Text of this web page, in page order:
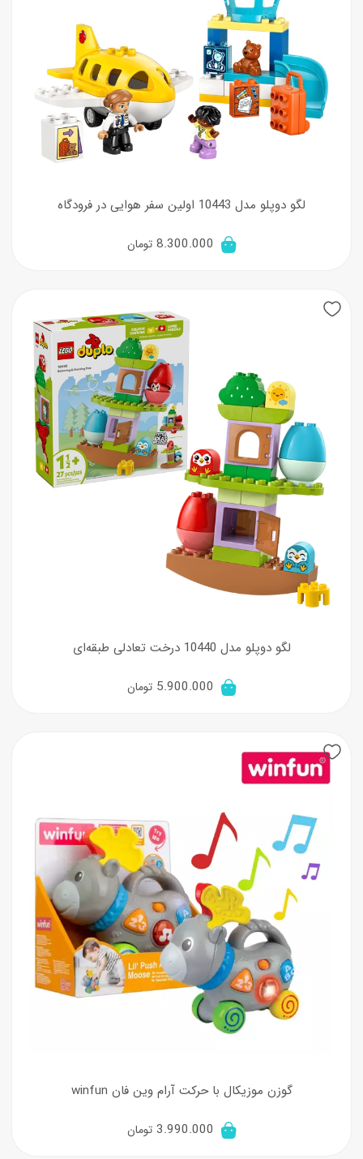
لگو دوپلو مدل 10443 اولین سفر هوایی در فرودگاه
8.300.000 تومان
لگو دوپلو مدل 10440 درخت تعادلی طبقه‌ای
5.900.000 تومان
گوزن موزیکال با حرکت آرام وین فان winfun
3.990.000 تومان